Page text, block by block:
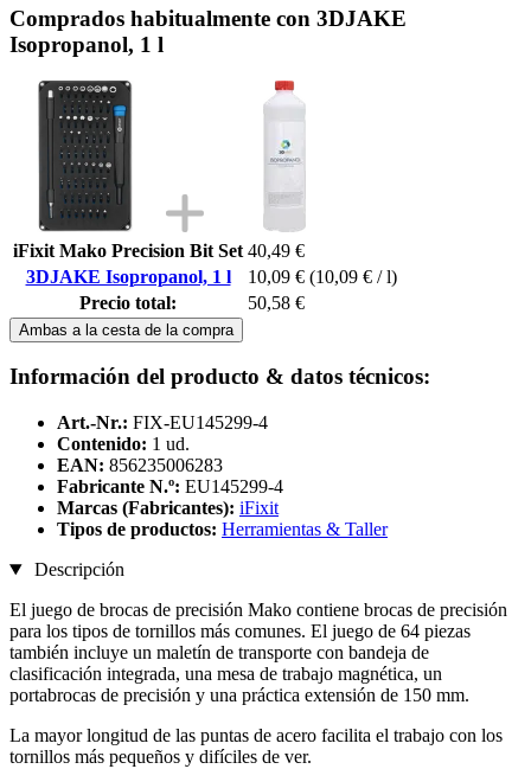
Comprados habitualmente con 3DJAKE
Isopropanol, 1 l
iFixit Mako Precision Bit Set 40,49 €
3DJAKE Isopropanol, 1 l
10,09 € (10,09 € / l)
Precio total:
50,58 €
Ambas a la cesta de la compra
Información del producto & datos técnicos:
Art.-Nr.: FIX-EU145299-4
Contenido: 1 ud.
EAN: 856235006283
Fabricante N.º: EU145299-4
Marcas (Fabricantes): iFixit
Tipos de productos: Herramientas & Taller
Descripción
El juego de brocas de precisión Mako contiene brocas de precisión
para los tipos de tornillos más comunes. El juego de 64 piezas
también incluye un maletín de transporte con bandeja de
clasificación integrada, una mesa de trabajo magnética, un
portabrocas de precisión y una práctica extensión de 150 mm.
La mayor longitud de las puntas de acero facilita el trabajo con los
tornillos más pequeños y difíciles de ver.